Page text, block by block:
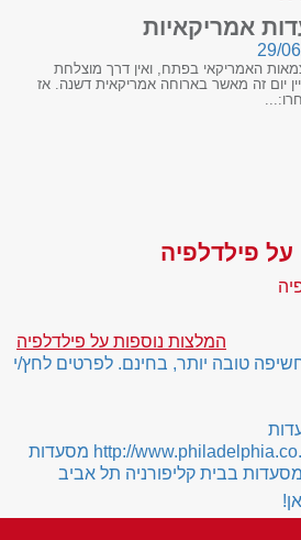
אמריקאיות
29/
האמריקאי בפתח, ואין דרך מוצלחת
יום זה מאשר בארוחה אמריקאית דשנה. אז
על פילדלפיה
המלצות נוספות על פילדלפיה
טובה יותר, בחינם. לפרטים לחץ/י
http:// מסעדות
מסעדות בבית קליפורניה תל אביב